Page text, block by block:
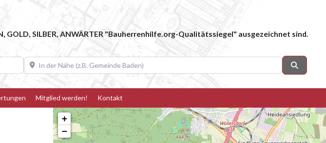
SILBER, ANWÄRTER "Bauherrenhilfe.org-Qualitätssiegel" ausgezeichnet sind.
In der Nähe (z.B. Gemeinde Baden)
Mitglied werden! Kontakt
+
−